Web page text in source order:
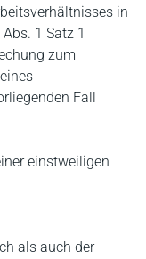
in
1 Satz 1
zum
Fall
einstweiligen
als auch der